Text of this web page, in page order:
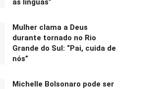
Mulher clama a Deus
durante tornado no Rio
Grande do Sul: “Pai, cuida de
nós”
Michelle Bolsonaro pode ser